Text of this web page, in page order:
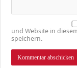
und Website in
speichern.